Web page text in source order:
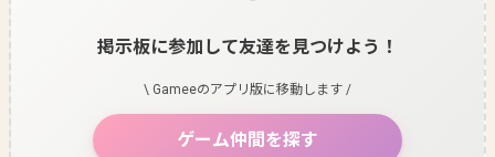
掲示板に参加して友達を見つけよう！
\ Gameeのアプリ版に移動します /
ゲーム仲間を探す